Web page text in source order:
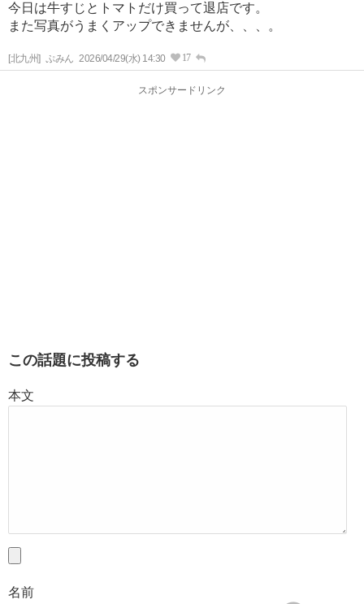
今日は牛すじとトマトだけ買って退店です。
また写真がうまくアップできませんが、、、。
[北九州] ぷみん 2026/04/29(水) 14:30 17
スポンサードリンク
この話題に投稿する
本文
名前